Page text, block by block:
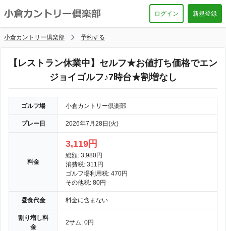
ログイン 新規登録
小倉カントリー倶楽部 予約する
【レストラン休業中】セルフ★お値打ち価格でエン
ジョイゴルフ♪7時台★割増なし
ゴルフ場 小倉カントリー倶楽部
プレー日 2026年7月28日(火)
料金
3,119円
総額: 3,980円
消費税: 311円
ゴルフ場利用税: 470円
その他税: 80円
昼食代金 料金に含まない
割り増し料
金
2サム: 0円